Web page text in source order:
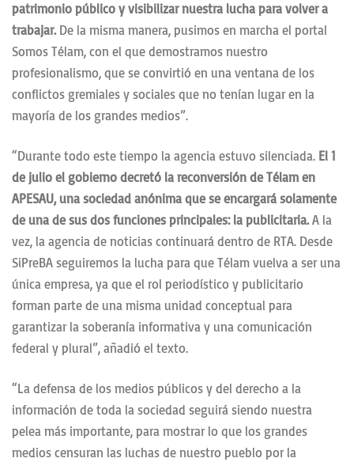
patrimonio público y visibilizar nuestra lucha para volver a
trabajar. De la misma manera, pusimos en marcha el portal
Somos Télam, con el que demostramos nuestro
profesionalismo, que se convirtió en una ventana de los
conflictos gremiales y sociales que no tenían lugar en la
mayoría de los grandes medios”.
“Durante todo este tiempo la agencia estuvo silenciada. El 1
de julio el gobierno decretó la reconversión de Télam en
APESAU, una sociedad anónima que se encargará solamente
de una de sus dos funciones principales: la publicitaria.A la
vez, la agencia de noticias continuará dentro de RTA. Desde
SiPreBA seguiremos la lucha para que Télam vuelva a ser una
única empresa, ya que el rol periodístico y publicitario
forman parte de una misma unidad conceptual para
garantizar la soberanía informativa y una comunicación
federal y plural”, añadió el texto.
“La defensa de los medios públicos y del derecho a la
información de toda la sociedad seguirá siendo nuestra
pelea más importante, para mostrar lo que los grandes
medios censuran las luchas de nuestro pueblo por la